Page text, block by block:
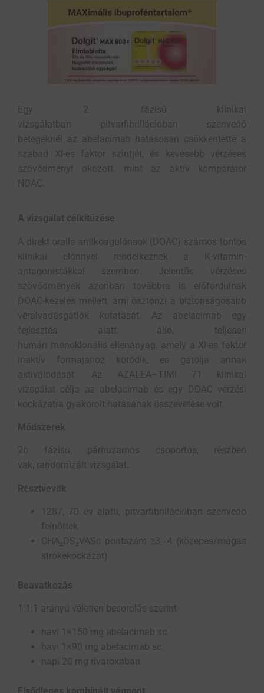
Egy 2. fázisú klinikai
vizsgálatban p itvarfibrillációban
szenvedő
betegeknél az abelacimab hatásosan csökkentette a
szabad XI-es faktor szintjét, és kevesebb vérzéses
szövődményt okozott, mint az aktív komparátor
NOAC
A vizsgálat célkitűzése
A direkt oralis antikoagulánsok (DOAC) számos fontos
klinikai előnnyel rendelkeznek a K-vitamin-
antagonistákkal szemben. Jelentős vérzéses
szövődmények azonban továbbra is előfordulnak
DOAC-kezelés mellett, ami ösztönzi a biztonságosabb
véralvadásgátlók kutatását. Az abelacimab egy
fejlesztés alatt álló, teljesen
humán monoklonális ellenanyag, amely a XI-es faktor
inaktív formájához kötődik, és gátolja annak
aktiválódását. Az AZALEA–TIMI 71 klinikai
vizsgálat célja az abelacimab és egy DOAC vérzési
kockázatra gyakorolt hatásának összevetése volt.
Módszerek
2b fázisú, párhuzamos csoportos, részben
vak, randomizált vizsgálat.
Résztvevők
1287, 70 év alatti, pitvarfibrillációban szenvedő
felnőttek
CHA₂DS₂VASc pontszám ≥3–4 (közepes/magas
strokekockázat)
Beavatkozás
1:1:1 arányú véletlen besorolás szerint
havi 1×150 mg abelacimab sc.
havi 1×90 mg abelacimab sc.
napi 20 mg rivaroxaban